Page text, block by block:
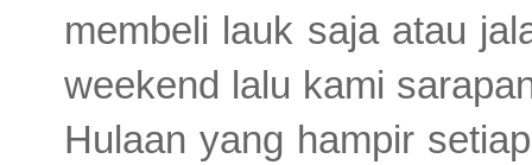
membeli lauk saja atau
weekend lalu kami
Hulaan yang hampir